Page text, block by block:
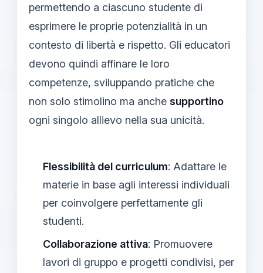
permettendo a ciascuno studente di
esprimere le proprie potenzialità in un
contesto di libertà e rispetto. Gli educatori
devono quindi affinare le loro
competenze, sviluppando pratiche che
non solo stimolino ma anche supportino
ogni singolo allievo nella sua unicità.
Flessibilità del curriculum: Adattare le
materie in base agli interessi individuali
per coinvolgere perfettamente gli
studenti.
Collaborazione attiva: Promuovere
lavori di gruppo e progetti condivisi, per